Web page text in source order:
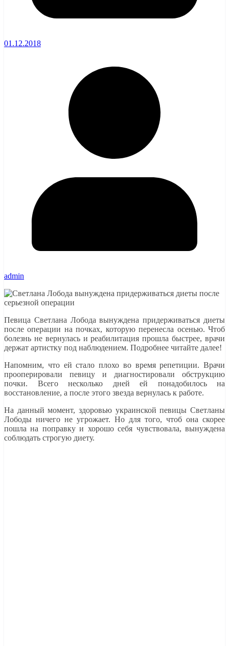
01.12.2018
admin
Певица Светлана Лобода вынуждена придерживаться диеты
после операции на почках, которую перенесла осенью. Чтоб
болезнь не вернулась и реабилитация прошла быстрее, врачи
держат артистку под наблюдением. Подробнее читайте далее!
Напомним, что ей стало плохо во время репетиции. Врачи
прооперировали певицу и диагностировали обструкцию
почки. Всего несколько дней ей понадобилось на
восстановление, а после этого звезда вернулась к работе.
На данный момент, здоровью украинской певицы Светланы
Лободы ничего не угрожает. Но для того, чтоб она скорее
пошла на поправку и хорошо себя чувствовала, вынуждена
соблюдать строгую диету.